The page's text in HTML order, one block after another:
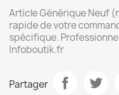
Article Générique Neuf
rapide de votre
spécifique.
Infoboutik.fr
Partager